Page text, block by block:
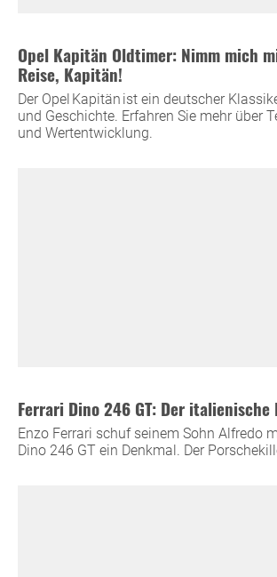
Opel Kapitän Oldtimer: Nimm mich
Reise, Kapitän!
Der Opel Kapitän ist ein deutscher
und Geschichte. Erfahren Sie mehr über
und Wertentwicklung.
Ferrari Dino 246 GT: Der
Enzo Ferrari schuf seinem Sohn Alfredo
Dino 246 GT ein Denkmal. Der